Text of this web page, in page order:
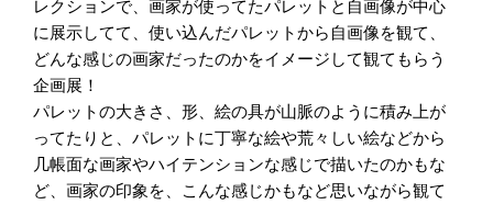
レクションで、画家が使ってたパレットと自画像が中心
に展示してて、使い込んだパレットから自画像を観て、
どんな感じの画家だったのかをイメージして観てもらう
企画展！
パレットの大きさ、形、絵の具が山脈のように積み上が
ってたりと、パレットに丁寧な絵や荒々しい絵などから
几帳面な画家やハイテンションな感じで描いたのかもな
ど、画家の印象を、こんな感じかもなど思いながら観て